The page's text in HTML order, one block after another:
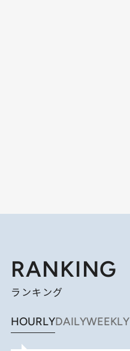
RANKING
ランキング
HOURLYDAILYWEEKLY